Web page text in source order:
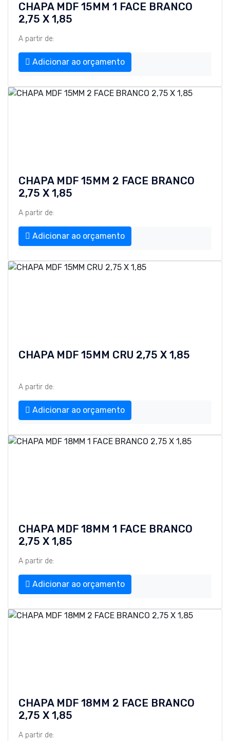
CHAPA MDF 15MM 1 FACE BRANCO
2,75 X 1,85
A partir de:
Adicionar ao orçamento
CHAPA MDF 15MM 2 FACE BRANCO
2,75 X 1,85
A partir de:
Adicionar ao orçamento
CHAPA MDF 15MM CRU 2,75 X 1,85
A partir de:
Adicionar ao orçamento
CHAPA MDF 18MM 1 FACE BRANCO
2,75 X 1,85
A partir de:
Adicionar ao orçamento
CHAPA MDF 18MM 2 FACE BRANCO
2,75 X 1,85
A partir de: